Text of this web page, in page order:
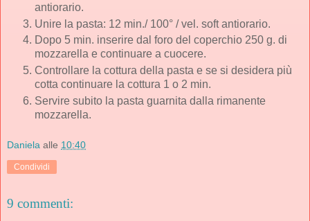
antiorario.
Unire la pasta: 12 min./ 100° / vel. soft antiorario.
Dopo 5 min. inserire dal foro del coperchio 250 g. di
mozzarella e continuare a cuocere.
Controllare la cottura della pasta e se si desidera più
cotta continuare la cottura 1 o 2 min.
Servire subito la pasta guarnita dalla rimanente
mozzarella.
Daniela alle 10:40
Condividi
9 commenti: